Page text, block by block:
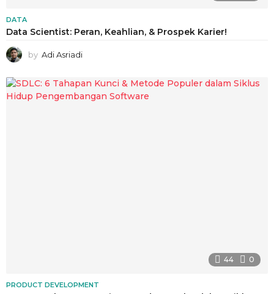
DATA
Data Scientist: Peran, Keahlian, & Prospek Karier!
by Adi Asriadi
44 0
PRODUCT DEVELOPMENT